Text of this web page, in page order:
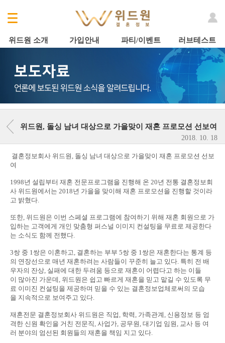
위드원 소개 가입안내 파티/이벤트 러브테스트
위드원, 돌싱 남녀 대상으로 가을맞이 재혼 프로모션 선보여
2018. 10. 18
결혼정보회사 위드원, 돌싱 남녀 대상으로 가을맞이 재혼 프로모션 선보
여
1998년 설립부터 재혼 전문프로그램을 진행해 온 20년 전통 결혼정보회
사 위드원에서는 2018년 가을을 맞이해 재혼 프로모션을 진행할 것이라
고 밝혔다.
또한, 위드원은 이번 스페셜 프로그램에 참여하기 위해 재혼 회원으로 가
입하는 고객에게 개인 맞춤형 퍼스널 이미지 컨설팅을 무료로 제공한다
는 소식도 함께 전했다.
3쌍 중 1쌍은 이혼하고, 결혼하는 부부 5쌍 중 1쌍은 재혼한다는 통계 등
의 연장선으로 매년 재혼하려는 사람들이 꾸준히 늘고 있다. 특히 전 배
우자의 잔상, 실패에 대한 두려움 등으로 재혼이 어렵다고 하는 이들
이 많아진 가운데, 위드원은 쉽고 빠르게 재혼을 믿고 맡길 수 있도록 무
료 이미진 컨설팅을 제공하며 믿을 수 있는 결혼정보업체로써의 모습
을 지속적으로 보여주고 있다.
재혼전문 결혼정보회사 위드원은 직업, 학력, 가족관계, 신용정보 등 엄
격한 신원 확인을 거친 전문직, 사업가, 공무원, 대기업 임원, 교사 등 여
러 분야의 엄선된 회원들의 재혼을 책임 지고 있다.